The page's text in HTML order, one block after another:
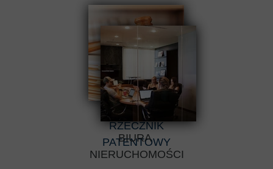
BIURA
NIERUCHOMOŚCI
RZECZNIK
PATENTOWY